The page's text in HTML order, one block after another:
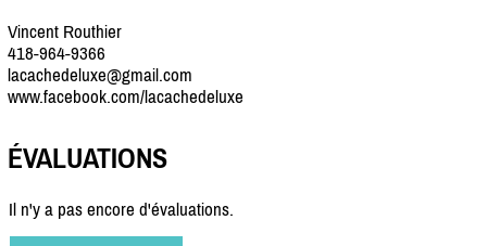
Vincent Routhier
418-964-9366
lacachedeluxe@gmail.com
www.facebook.com/lacachedeluxe
ÉVALUATIONS
Il n'y a pas encore d'évaluations.